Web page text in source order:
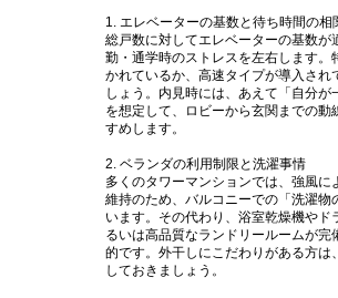
1. エレベーターの基数と待ち時間の相
総戸数に対してエレベーターの基数が
勤・通学時のストレスを左右します。
かれているか、高速タイプが導入され
しょう。内見時には、あえて「自分が
を想定して、ロビーから玄関までの動
すめします。
2. ベランダの利用制限と洗濯事情
多くのタワーマンションでは、強風に
維持のため、バルコニーでの「洗濯物
います。その代わり、浴室乾燥機やド
るいは高品質なランドリールームが完
的です。外干しにこだわりがある方は
しておきましょう。